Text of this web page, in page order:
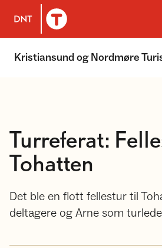
Til DNT.no forside
Kristiansund og Nordmøre
Turreferat:
Tohatten
Det ble en flott fellestur til
deltagere og Arne som